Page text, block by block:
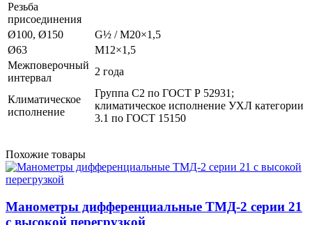
Резьба
присоединения
Ø100, Ø150
G½ / M20×1,5
Ø63
M12×1,5
Межповерочный
интервал
2 года
Климатическое
исполнение
Группа C2 по ГОСТ Р 52931;
климатическое исполнение УХЛ категории
3.1 по ГОСТ 15150
Похожие товары
Манометры дифференциальные ТМД-2 серии 21
с высокой перегрузкой